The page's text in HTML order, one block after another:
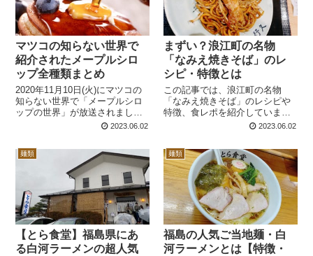
マツコの知らない世界で
紹介されたメープルシロ
ップ全種類まとめ
2020年11月10日(火)にマツコの
知らない世界で「メープルシロ
ップの世界」が放送されまし
た。 今回のプレゼンターは日本
和香さんご夫妻。ギャニオンさ
んはカナダ人で和香さんは日本
2023.06.02
まずい？浪江町の名物
「なみえ焼きそば」のレ
シピ・特徴とは
この記事では、浪江町の名物
「なみえ焼きそば」のレシピや
特徴、食レポを紹介していま
2023.06.02
麺類
【とら食堂】福島県にあ
る白河ラーメンの超人気
麺類
福島の人気ご当地麺・白
河ラーメンとは【特徴・